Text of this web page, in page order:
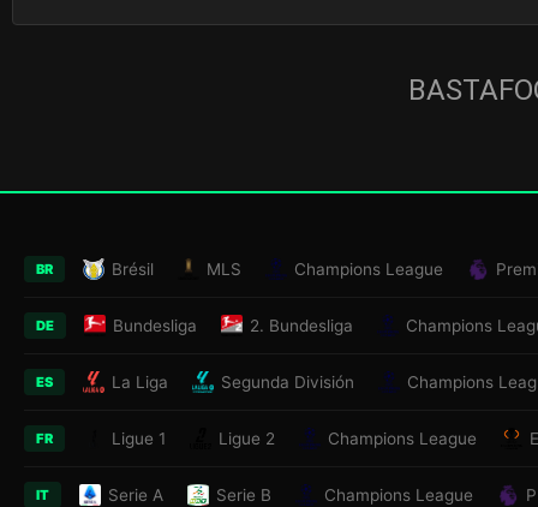
BR Brésil MLS Champions League
DE Bundesliga 2. Bundesliga Champions
ES La Liga Segunda División Champions
FR Ligue 1 Ligue 2 Champions League
IT Serie A Serie B Champions League